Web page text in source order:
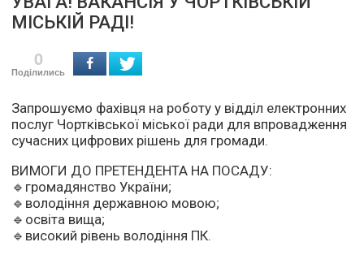
МІСЬКІЙ РАДІ!
0
Поділились
Запрошуємо фахівця на роботу у відділ електронних
послуг Чортківської міської ради для впровадження
сучасних цифрових рішень для громади.
ВИМОГИ ДО ПРЕТЕНДЕНТА НА ПОСАДУ:
🔹 громадянство України;
🔹 володіння державною мовою;
🔹 освіта вища;
🔹 високий рівень володіння ПК.